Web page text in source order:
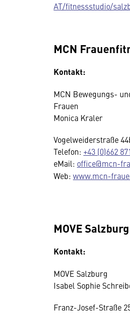
AT/fitnessstudio/
MCN
Kontakt:
MCN Bewegungs-
Frauen
Monica Kraler
Vogelweiderstraße
Telefon: +43 (0)662
eMail: office@mcn-
Web: www.mcn-
MOVE Salzburg
Kontakt:
MOVE Salzburg
Isabel Sophie
Franz-Josef-Straße